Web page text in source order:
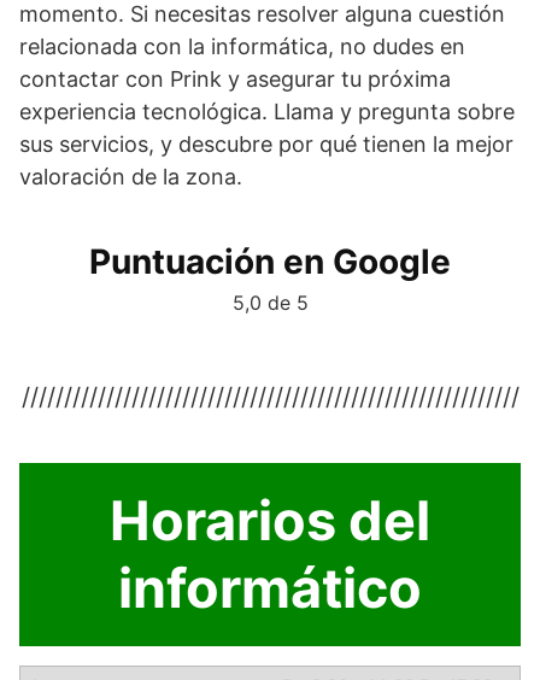
momento. Si necesitas resolver alguna cuestión
relacionada con la informática, no dudes en
contactar con Prink y asegurar tu próxima
experiencia tecnológica. Llama y pregunta sobre
sus servicios, y descubre por qué tienen la mejor
valoración de la zona.
Puntuación en Google
5,0 de 5
///////////////////////////////////////////////////////////
Horarios del
informático